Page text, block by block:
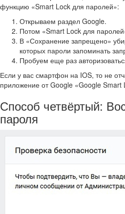
функцию «Smart Lock для паролей»:
Открываем раздел Google.
Потом «Smart Lock для
В «Сохранение запрещено»
которых пароли запоминать
Пробуем еще раз
Если у вас смартфон на IOS, то не
приложение от Google «Google Smart
Способ четвёртый:
пароля